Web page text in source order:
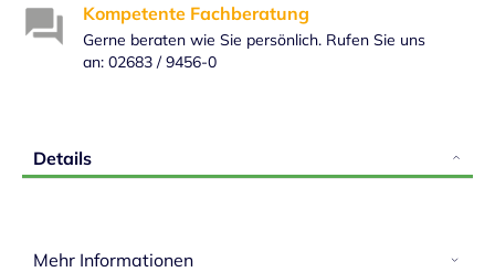
Kompetente Fachberatung
Gerne beraten wie Sie persönlich. Rufen Sie uns
an: 02683 / 9456-0
Details
Mehr Informationen